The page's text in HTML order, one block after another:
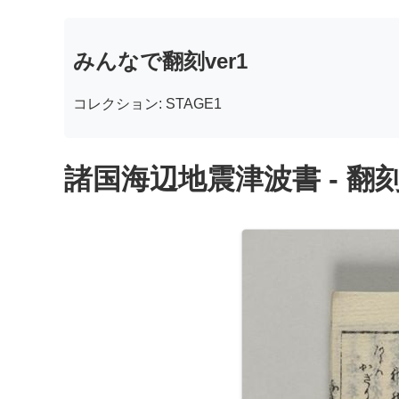
みんなで翻刻ver1
コレクション: STAGE1
諸国海辺地震津波書 - 翻